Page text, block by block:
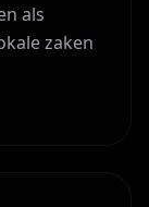
als
zaken